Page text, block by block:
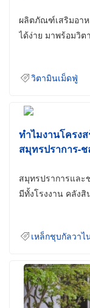
ผลิตภัณฑ์เสริมอา
ได้ง่าย มาพร้อมวิต
วิตามินเม็ดฟู่
ทำไมงานโครง
สมุทรปราการ-
สมุทรปราการแล
มีทั้งโรงงาน คลัง
เหล็กชุบกัลวาไ